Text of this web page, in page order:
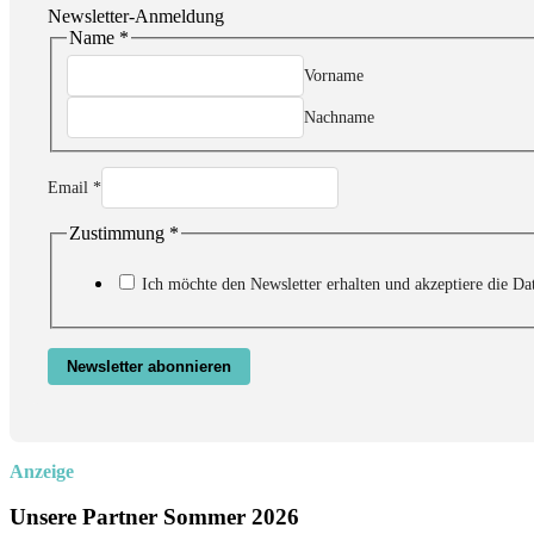
Newsletter-Anmeldung
Zustimmung
Name
Name *
Vorname
Nachname
Email *
Zustimmung *
Ich möchte den Newsletter erhalten und akzeptiere die
Newsletter abonnieren
Anzeige
Unsere Partner Sommer 2026